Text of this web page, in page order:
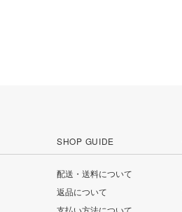
SHOP GUIDE
配送・送料について
返品について
支払い方法について